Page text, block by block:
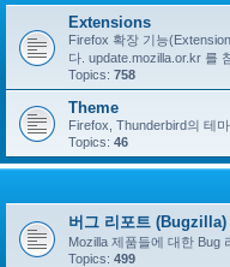
Extensions
Firefox 확장 기능
다. update.mozilla.or.kr 를
Topics: 758
Theme
Firefox, Thunderbird의 테
Topics: 46
버그 리포트 (Bugzilla)
Mozilla 제품들에 대한 Bug
Topics: 499